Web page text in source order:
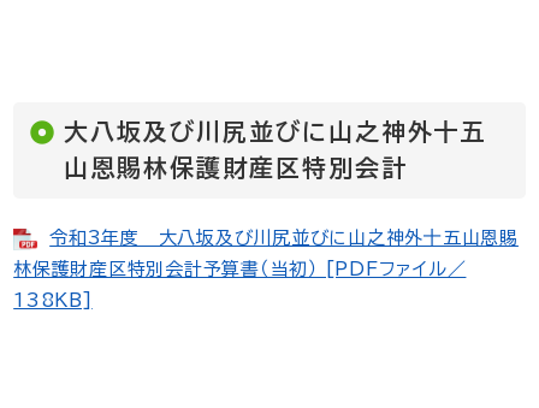
大八坂及び川尻並びに山之神外十五
山恩賜林保護財産区特別会計
令和3年度 大八坂及び川尻並びに山之神外十五山恩賜
林保護財産区特別会計予算書（当初） [PDFファイル／
138KB]